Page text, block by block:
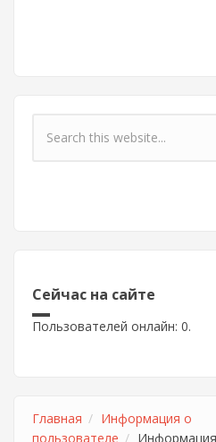
Форма поиска
Сейчас на сайте
Пользователей онлайн: 0.
Главная
Информация о
пользователе